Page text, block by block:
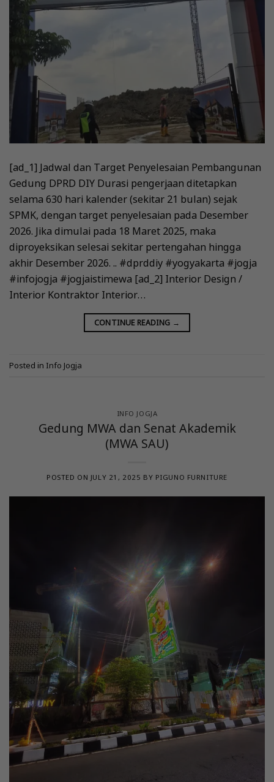
[ad_1] Jadwal dan Target Penyelesaian Pembangunan
Gedung DPRD DIY Durasi pengerjaan ditetapkan
selama 630 hari kalender (sekitar 21 bulan) sejak
SPMK, dengan target penyelesaian pada Desember
2026. Jika dimulai pada 18 Maret 2025, maka
diproyeksikan selesai sekitar pertengahan hingga
akhir Desember 2026. .. #dprddiy #yogyakarta #jogja
#infojogja #jogjaistimewa [ad_2] Interior Design /
Interior Kontraktor Interior…
CONTINUE READING →
Posted in Info Jogja
INFO JOGJA
Gedung MWA dan Senat Akademik
(MWA SAU)
POSTED ON JULY 21, 2025 BY PIGUNO FURNITURE